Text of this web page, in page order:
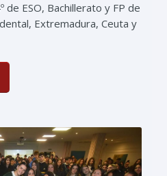
de ESO, Bachillerato y FP de
Extremadura, Ceuta y